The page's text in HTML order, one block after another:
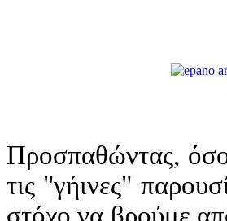
Προσπαθώντας,
τις "γήινες"